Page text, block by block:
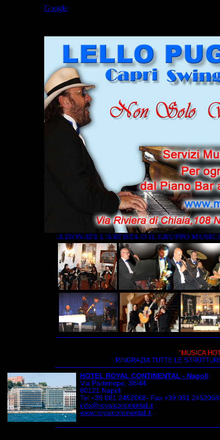
Google
- SELEZIONATE L'ARTISTA O IL GRUPPO
"MUSICA
RINGRAZIA TUTTE LE
HOTEL ROYAL CONTINENTAL - Napoli
Via Partenope, 38/44
80121 Napoli
Tel +39 081 2452068- Fax +39 081 2452068
info@royalcontinental.it
www.royalcontinental.it